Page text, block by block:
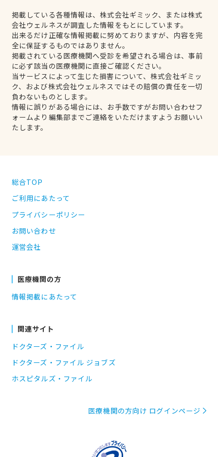
掲載している各種情報は、株式会社ギミック、または株式
会社ウェルネスが調査した情報をもとにしています。
出来るだけ正確な情報掲載に努めておりますが、内容を完
全に保証するものではありません。
掲載されている医療機関へ受診を希望される場合は、事前
に必ず該当の医療機関に直接ご確認ください。
当サービスによって生じた損害について、株式会社ギミッ
ク、および株式会社ウェルネスではその賠償の責任を一切
負わないものとします。
情報に誤りがある場合には、お手数ですがお問い合わせフ
ォームより編集部までご連絡をいただけますようお願いい
たします。
総合TOP
ご利用にあたって
プライバシーポリシー
お問い合わせ
運営会社
医療機関の方
情報掲載にあたって
関連サイト
ドクターズ・ファイル
ドクターズ・ファイル ジョブズ
ホスピタルズ・ファイル
医療機関の方向け ログインページ